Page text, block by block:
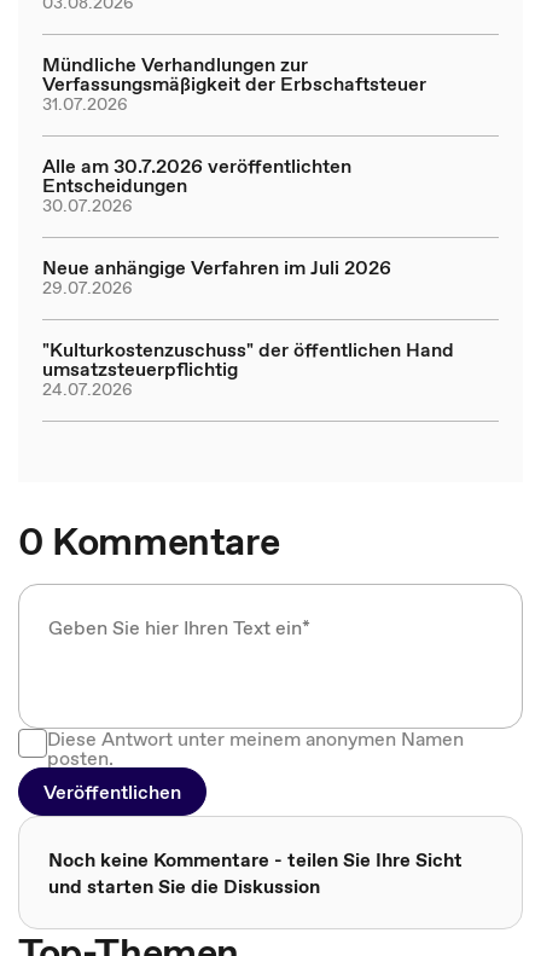
Mündliche Verhandlungen zur
Verfassungsmäßigkeit der Erbschaftsteuer
31.07.2026
Alle am 30.7.2026 veröffentlichten
Entscheidungen
30.07.2026
Neue anhängige Verfahren im Juli 2026
29.07.2026
"Kulturkostenzuschuss" der öffentlichen Hand
umsatzsteuerpflichtig
24.07.2026
0 Kommentare
Diese Antwort unter meinem anonymen Namen
posten.
Veröffentlichen
Noch keine Kommentare - teilen Sie Ihre Sicht
und starten Sie die Diskussion